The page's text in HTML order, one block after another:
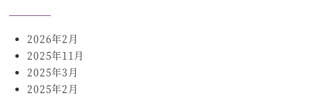
2026年2月
2025年11月
2025年3月
2025年2月